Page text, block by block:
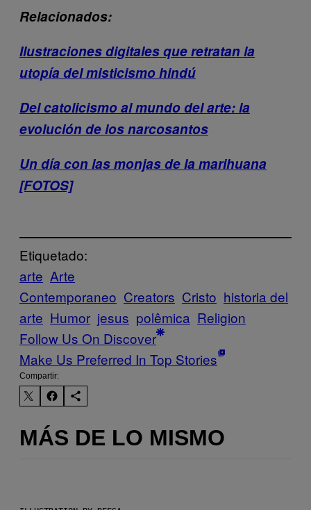
Relacionados:
Ilustraciones digitales que retratan la
utopía del misticismo hindú
Del catolicismo al mundo del arte: la
evolución de los narcosantos
Un día con las monjas de la marihuana
[FOTOS]
Etiquetado:
arte Arte
Contemporaneo Creators Cristo historia del
arte Humor jesus polêmica Religion
Follow Us On Discover
Make Us Preferred In Top Stories
Compartir:
MÁS DE LO MISMO